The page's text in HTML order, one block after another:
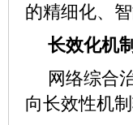
的精细化、
长效化机
网络综合
向长效性机制